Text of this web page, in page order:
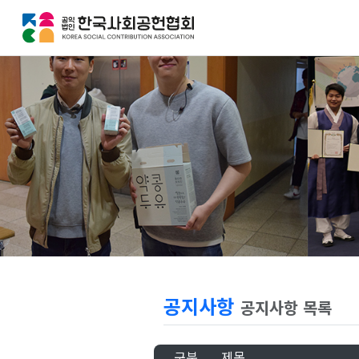
공지사항 공지사항 목록